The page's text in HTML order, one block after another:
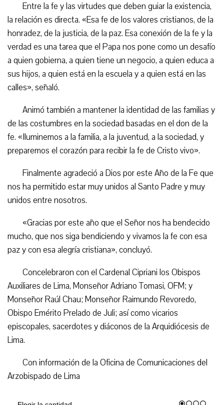
Entre la fe y las virtudes que deben guiar la existencia,
la relación es directa. «Esa fe de los valores cristianos, de la
honradez, de la justicia, de la paz. Esa conexión de la fe y la
verdad es una tarea que el Papa nos pone como un desafío
a quien gobierna, a quien tiene un negocio, a quien educa a
sus hijos, a quien está en la escuela y a quien está en las
calles», señaló.
Animó también a mantener la identidad de las familias y
de las costumbres en la sociedad basadas en el don de la
fe. «Iluminemos a la familia, a la juventud, a la sociedad, y
preparemos el corazón para recibir la fe de Cristo vivo».
Finalmente agradeció a Dios por este Año de la Fe que
nos ha permitido estar muy unidos al Santo Padre y muy
unidos entre nosotros.
«Gracias por este año que el Señor nos ha bendecido
mucho, que nos siga bendiciendo y vivamos la fe con esa
paz y con esa alegría cristiana», concluyó.
Concelebraron con el Cardenal Cipriani los Obispos
Auxiliares de Lima, Monseñor Adriano Tomasi, OFM; y
Monseñor Raúl Chau; Monseñor Raimundo Revoredo,
Obispo Emérito Prelado de Juli; así como vicarios
episcopales, sacerdotes y diáconos de la Arquidiócesis de
Lima.
Con información de la Oficina de Comunicaciones del
Arzobispado de Lima